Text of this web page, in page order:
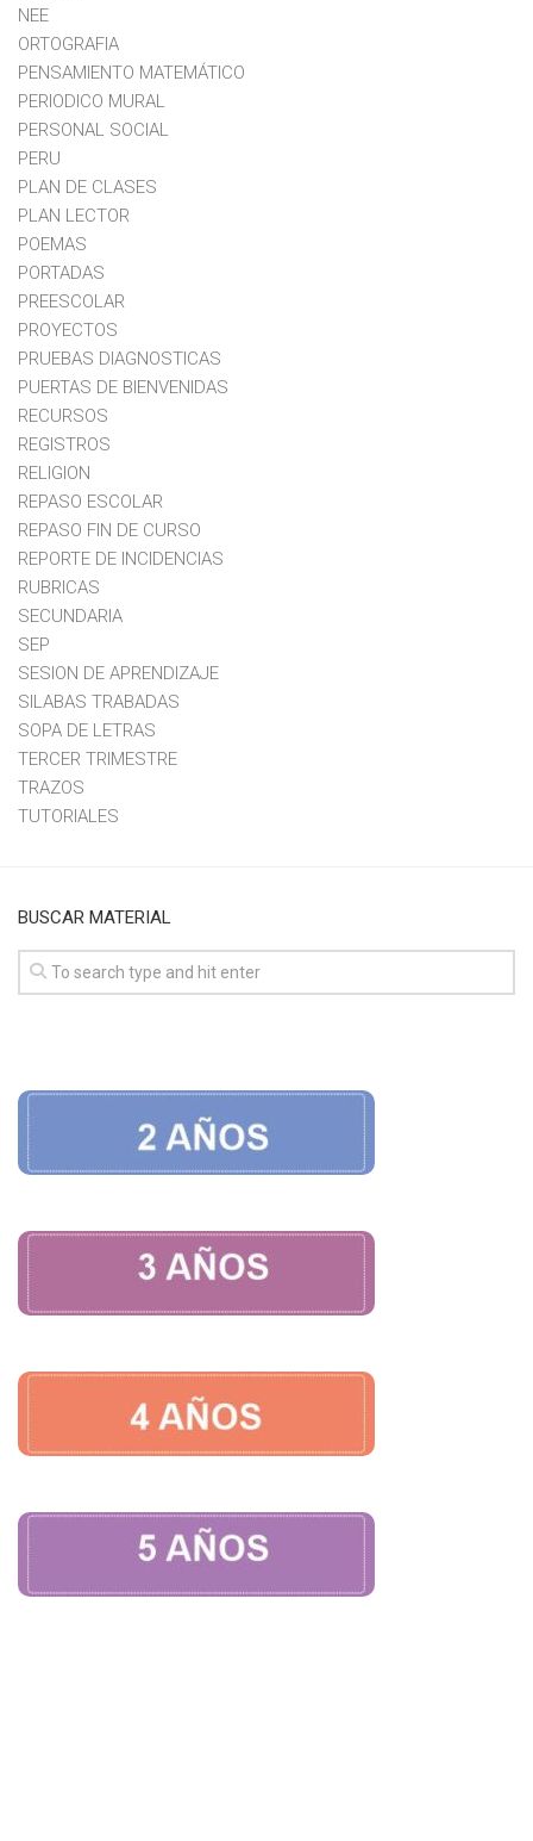
NEE
ORTOGRAFIA
PENSAMIENTO MATEMÁTICO
PERIODICO MURAL
PERSONAL SOCIAL
PERU
PLAN DE CLASES
PLAN LECTOR
POEMAS
PORTADAS
PREESCOLAR
PROYECTOS
PRUEBAS DIAGNOSTICAS
PUERTAS DE BIENVENIDAS
RECURSOS
REGISTROS
RELIGION
REPASO ESCOLAR
REPASO FIN DE CURSO
REPORTE DE INCIDENCIAS
RUBRICAS
SECUNDARIA
SEP
SESION DE APRENDIZAJE
SILABAS TRABADAS
SOPA DE LETRAS
TERCER TRIMESTRE
TRAZOS
TUTORIALES
BUSCAR MATERIAL